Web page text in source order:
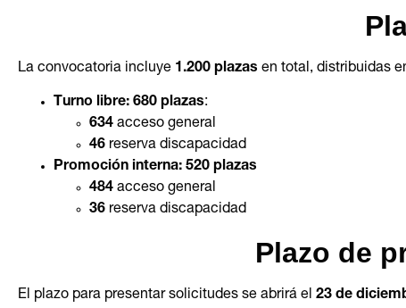
La convocatoria incluye 1.200 plazas en total, distribuidas
Turno libre: 680 plazas:
634 acceso general
46 reserva discapacidad
Promoción interna: 520 plazas
484 acceso general
36 reserva discapacidad
Plazo de
El plazo para presentar solicitudes se abrirá el 23 de